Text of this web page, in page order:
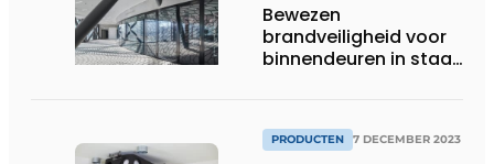
Bewezen
brandveiligheid voor
binnendeuren in staal
Architect@Work
Brussel
PRODUCTEN 7 DECEMBER 2023